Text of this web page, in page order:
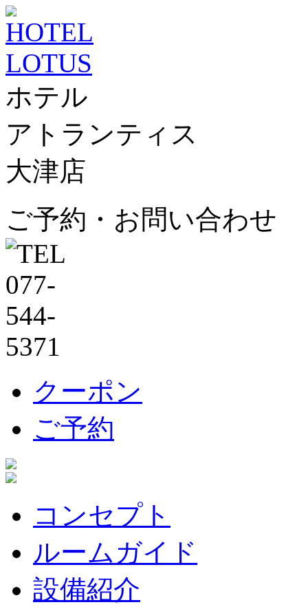
ホテル
アトランティス
大津店
ご予約・お問い合わせ
クーポン
ご予約
コンセプト
ルームガイド
設備紹介